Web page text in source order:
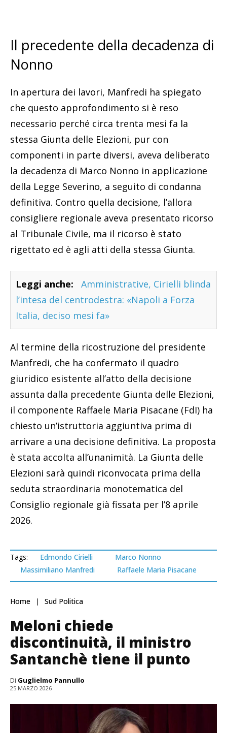
Il precedente della decadenza di
Nonno
In apertura dei lavori, Manfredi ha spiegato
che questo approfondimento si è reso
necessario perché circa trenta mesi fa la
stessa Giunta delle Elezioni, pur con
componenti in parte diversi, aveva deliberato
la decadenza di Marco Nonno in applicazione
della Legge Severino, a seguito di condanna
definitiva. Contro quella decisione, l’allora
consigliere regionale aveva presentato ricorso
al Tribunale Civile, ma il ricorso è stato
rigettato ed è agli atti della stessa Giunta.
Leggi anche:
Amministrative, Cirielli blinda
l’intesa del centrodestra: «Napoli a Forza
Italia, deciso mesi fa»
Al termine della ricostruzione del presidente
Manfredi, che ha confermato il quadro
giuridico esistente all’atto della decisione
assunta dalla precedente Giunta delle Elezioni,
il componente Raffaele Maria Pisacane (FdI) ha
chiesto un’istruttoria aggiuntiva prima di
arrivare a una decisione definitiva. La proposta
è stata accolta all’unanimità. La Giunta delle
Elezioni sarà quindi riconvocata prima della
seduta straordinaria monotematica del
Consiglio regionale già fissata per l’8 aprile
2026.
Tags: Edmondo Cirielli
Marco Nonno
Massimiliano Manfredi
Raffaele Maria Pisacane
Home Sud Politica
Meloni chiede
discontinuità, il ministro
Santanchè tiene il punto
Di Guglielmo Pannullo
25 MARZO 2026